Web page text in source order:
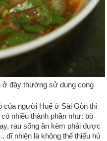
ở đây thường sử dụng cọng
của người Huế ở Sài Gòn thì
nhiều thành phần như: bò
rau sống ăn kèm phải được
dĩ nhiên là không thể thiếu hủ